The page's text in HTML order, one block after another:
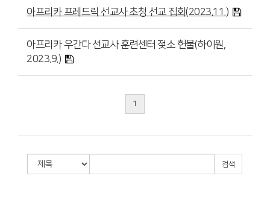
# 첨부 31.하이교회_사진_20231015_4.jpg
# 첨부 32.하이교회_사진_20231015_5.jpg
# 첨부 34.하이교회_사진_20231015_7.jpg
# 첨부 35.하이교회_사진_20231015_8.jpg
# 첨부 36.하이교회_사진_20231015_9.jpg
# 첨부 38.하이교회_사진_20231015_11.jpg
아프리카 프레드릭 선교사 초청 선교 집회(2023.11.)
아프리카 우간다 선교사 훈련센터 젖소 헌물(하이원,
2023.9.)
1
검색